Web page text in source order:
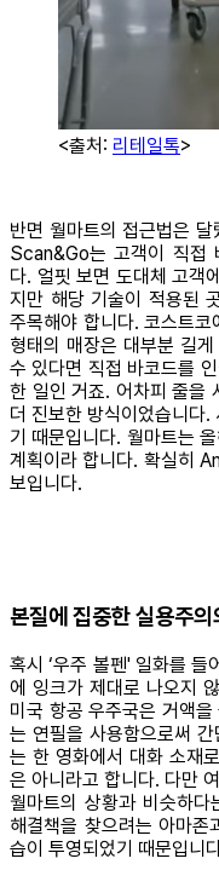
<출처: 리테일톡>
반면 월마트의 접근법은
Scan&Go는 고객이 직접
다. 얼핏 보면 도대체 고객
지만 해당 기술이 적용된
주목해야 합니다. 코스트
형태의 매장은 대부분 길
수 있다면 직접 바코드를
한 일인 거죠. 어차피 줄을
더 진보한 방식이었습니다.
기 때문입니다. 월마트는
계획이라 합니다. 확실히
보입니다.
본질에 집중한 실용주의
혹시 ‘우주 볼펜' 일화를 들
에 잉크가 제대로 나오지
미국 항공 우주국은 거액
는 연필을 사용함으로써
는 한 영화에서 대화 소재
은 아니라고 합니다. 다만
월마트의 상황과 비슷하
해결책을 찾으려는 아마
습이 투영되었기 때문입니